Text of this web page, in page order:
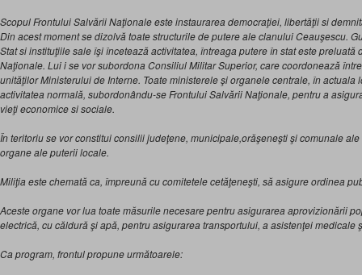
Scopul Frontului Salvării Naţionale este instaurarea democraţiei, libertăţii si
Din acest moment se dizolvă toate structurile de putere ale clanului Ceauşescu.
Stat si instituţiile sale îşi încetează activitatea, întreaga putere în stat este preluată
Naţionale. Lui i se vor subordona Consiliul Militar Superior, care coordonează
unităţilor Ministerului de Interne. Toate ministerele şi organele centrale, în actuala
activitatea normală, subordonându-se Frontului Salvării Naţionale, pentru a
vieţi economice si sociale.
În teritoriu se vor constitui consilii judeţene, municipale,orăşeneşti şi comunale
organe ale puterii locale.
Miliţia este chemată ca, împreună cu comitetele cetăţeneşti, să asigure ordinea
Aceste organe vor lua toate măsurile necesare pentru asigurarea aprovizionării
electrică, cu căldură şi apă, pentru asigurarea transportului, a asistenţei medicale
Ca program, frontul propune următoarele: